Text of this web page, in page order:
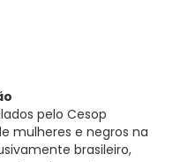
pelo Cesop
mulheres e negros na
brasileiro,